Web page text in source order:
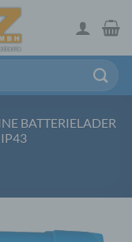
BATTERIELADER